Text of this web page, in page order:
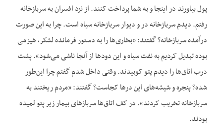
پول بیاورند در اینجا و به شما پرداخت کنند. از نزد افسران به سربازخانه
رفتم. دیدم سربازخانه‌ در و دیوار سربازخانه سیاه است. چرا به این صورت
درآمده سربازخانه؟ گفتند: «بخاری‌ها را به دستور فرمانده لشکر، هیزمی
بوده تبدیل کردیم به نفت سیاه و این دودها از آنجا ناشی می‌شود». پشت
درب اتاق‌ها را دیدم پتو کوبیدند. وقتی داخل شدم گفتم چرا این‌طور
شده؟ پنجره و شیشه‌های این درها کجاست؟ گفتند: «مردم ریختند به
سربازخانه تخریب کردند». در کف اتاق‌ها سربازهای بیمار زیر پتو لمیده
بودند.